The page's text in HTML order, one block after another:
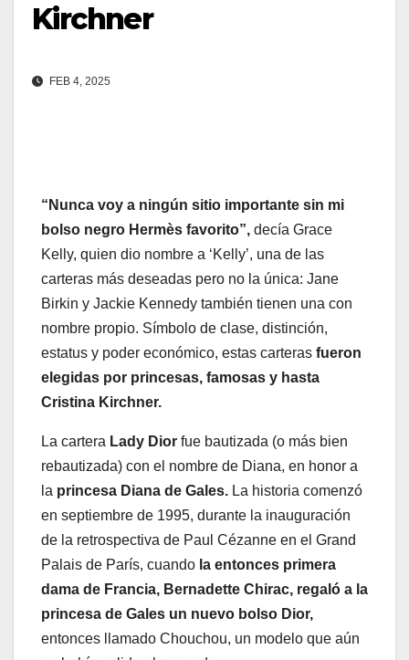
Kirchner
FEB 4, 2025
“Nunca voy a ningún sitio importante sin mi
bolso negro Hermès favorito”, decía Grace
Kelly, quien dio nombre a ‘Kelly’, una de las
carteras más deseadas pero no la única: Jane
Birkin y Jackie Kennedy también tienen una con
nombre propio. Símbolo de clase, distinción,
estatus y poder económico, estas carteras fueron
elegidas por princesas, famosas y hasta
Cristina Kirchner.
La cartera Lady Dior fue bautizada (o más bien
rebautizada) con el nombre de Diana, en honor a
la princesa Diana de Gales. La historia comenzó
en septiembre de 1995, durante la inauguración
de la retrospectiva de Paul Cézanne en el Grand
Palais de París, cuando la entonces primera
dama de Francia, Bernadette Chirac, regaló a la
princesa de Gales un nuevo bolso Dior,
entonces llamado Chouchou, un modelo que aún